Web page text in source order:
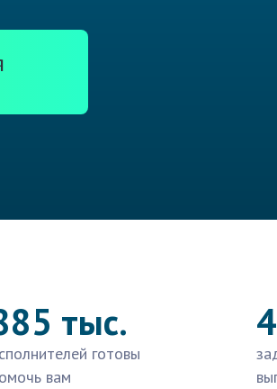
тыс.
готовы
вам